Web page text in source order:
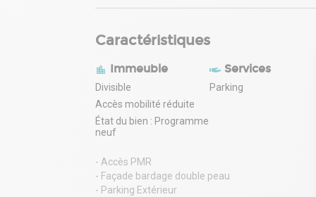
Caractéristiques
Immeuble
Divisible
Accès mobilité réduite
État du bien : Programme
neuf
Services
Parking
- Accès PMR
- Façade bardage double peau
- Parking Extérieur